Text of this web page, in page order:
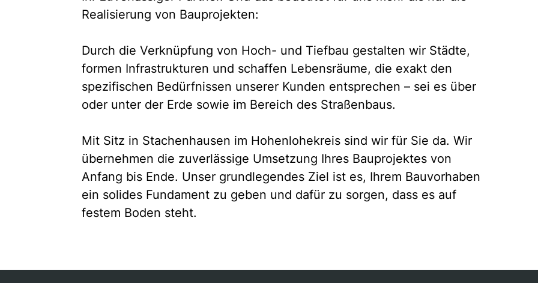
Realisierung von Bauprojekten:
Durch die Verknüpfung von Hoch- und Tiefbau gestalten wir Städte,
formen Infrastrukturen und schaffen Lebensräume, die exakt den
spezifischen Bedürfnissen unserer Kunden entsprechen – sei es über
oder unter der Erde sowie im Bereich des Straßenbaus.
Mit Sitz in Stachenhausen im Hohenlohekreis sind wir für Sie da. Wir
übernehmen die zuverlässige Umsetzung Ihres Bauprojektes von
Anfang bis Ende. Unser grundlegendes Ziel ist es, Ihrem Bauvorhaben
ein solides Fundament zu geben und dafür zu sorgen, dass es auf
festem Boden steht.